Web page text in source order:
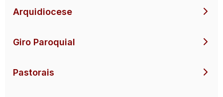
Arquidiocese
Giro Paroquial
Pastorais